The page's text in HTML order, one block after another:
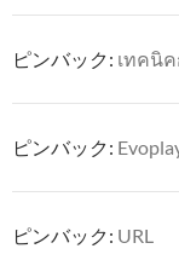
ピンバック: เทคนิ
ピンバック:
ピンバック: URL